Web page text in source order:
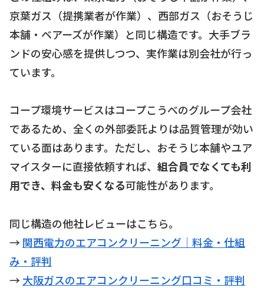
京葉ガス（提携業者が作業）、西部ガス（おそうじ
本舗・ベアーズが作業）と同じ構造です。大手ブラ
ンドの安心感を提供しつつ、実作業は別会社が行っ
ています。
コープ環境サービスはコープこうべのグループ会社
であるため、全くの外部委託よりは品質管理が効い
ている面はあります。ただし、おそうじ本舗やユア
マイスターに直接依頼すれば、 組合員でなくても利
用でき、料金も安くなる可能性があります。
同じ構造の他社レビューはこちら。
→ 関西電力のエアコンクリーニング｜料金・仕組
み・評判
→ 大阪ガスのエアコンクリーニング口コミ・評判